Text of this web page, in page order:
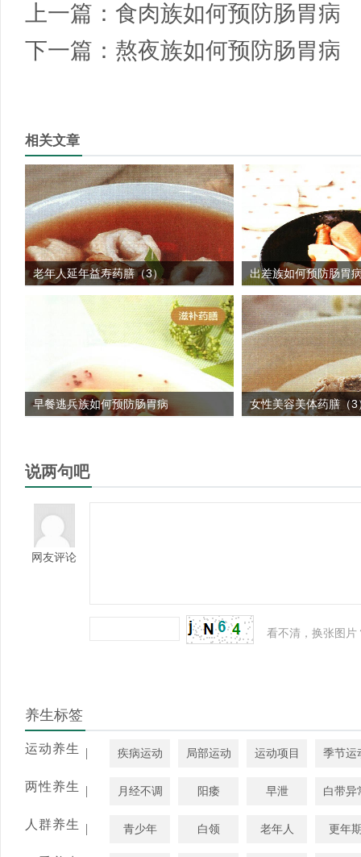
上一篇： 食肉族如何预防肠胃病
下一篇： 熬夜族如何预防肠胃病
相关文章
老年人延年益寿药膳（3） 出差族如何预防肠胃
早餐逃兵族如何预防肠胃病 女性美容美体药膳（3
说两句吧
网友评论
看不清，换张图片
养生标签
运动养生 | 疾病运动 局部运动 运动项目 季节运
两性养生 | 月经不调 阳痿 早泄 白带异
人群养生 | 青少年 白领 老年人 更年